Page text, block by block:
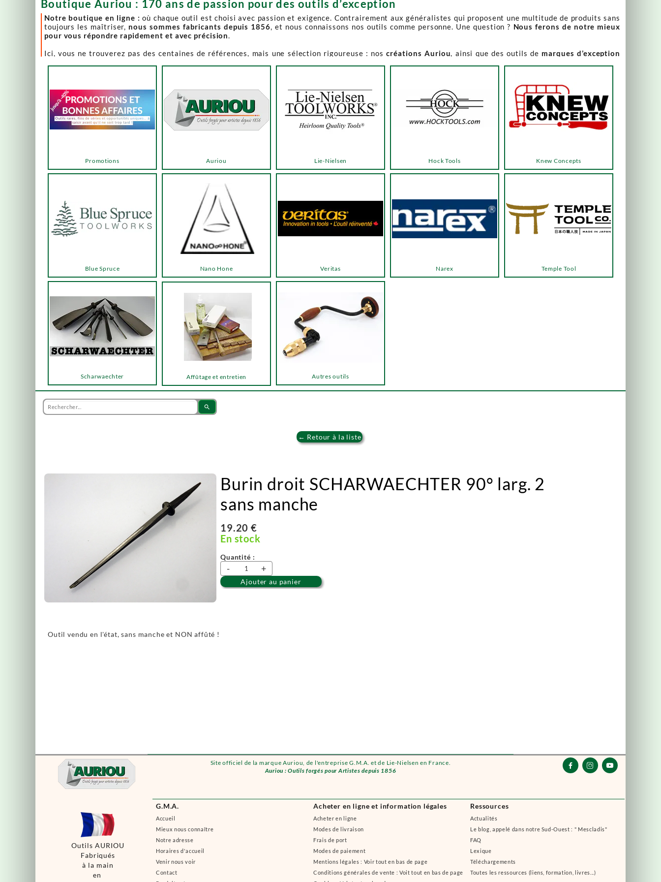
Site officiel de la marque Auriou, de l'entreprise G.M.A. et de Lie-Nielsen en France.
Auriou : Outils forgés pour Artistes depuis 1856
G.M.A.
Accueil
Mieux nous connaître
Notre adresse
Horaires d'accueil
Venir nous voir
Contact
Acheter en ligne et information légales
Acheter en ligne
Modes de livraison
Frais de port
Modes de paiement
Mentions légales : Voir tout en bas de page
Conditions générales de vente : Voit tout en bas de page
Ressources
Actualités
Le blog, appelé dans notre Sud-Ouest : " Mescladis"
FAQ
Lexique
Téléchargements
Toutes les ressources (liens, formation, livres...)
  
Outils AURIOU
Fabriqués
à la main
en
Boutique Auriou : 170 ans de passion pour des outils d’exception
Notre boutique en ligne :où chaque outil est choisi avec passion et exigence. Contrairement aux généralistes qui proposent une multitude de produits sans
toujours les maîtriser, nous sommes fabricants depuis 1856, et nous connaissons nos outils comme personne. Une question ? Nous ferons de notre mieux
pour vous répondre rapidement et avec précision.
Ici, vous ne trouverez pas des centaines de références, mais une sélection rigoureuse : noscréations Auriou, ainsi que des outils de marques d’exception
accéder via les menus ou les boutons ci-dessous.
Un produit en rupture de stock ? Nous travaillons activement à son réapprovisionnement. Les délais peuvent varier, alors n’hésitez pas à nous contacter pour
en savoir plus.
En bas de cette page, découvrez l’intégralité de notre catalogue. Pour affiner votre recherche, utilisez les menus ou les boutons dédiés, qui vous mèneront
Lie-Nielsen Hock Tools
Promotions Knew Concepts
Auriou
Temple Tool
Blue Spruce Narex
Veritas
Nano Hone
Autres outils
Scharwaechter Affûtage et entretien
search
← Retour à la liste
Burin droit SCHARWAECHTER 90° larg. 2
sans manche
19.20 €
En stock
Quantité :
- +
Ajouter au panier
Outil vendu en l'état, sans manche et NON affûté !